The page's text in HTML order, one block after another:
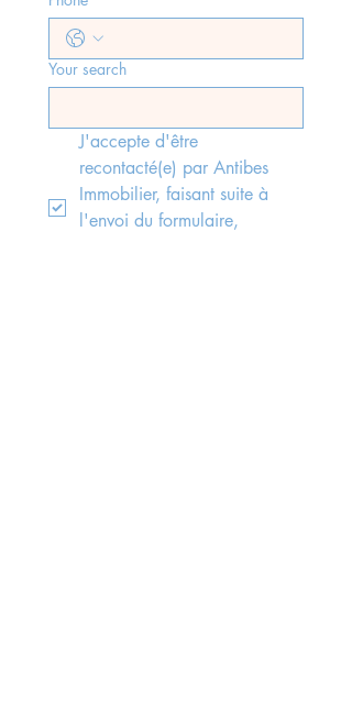
Your search
J'accepte d'être
recontacté(e) par Antibes
Immobilier, faisant suite à
l'envoi du formulaire,